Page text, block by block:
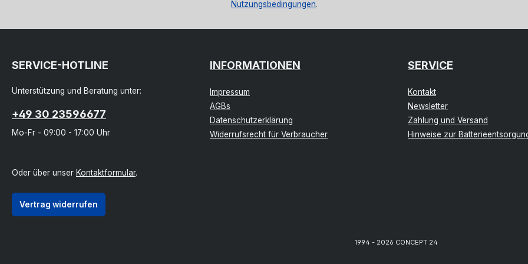
Nutzungsbedingungen.
SERVICE-HOTLINE
Unterstützung und Beratung unter:
+49 30 23596677
Mo-Fr - 09:00 - 17:00 Uhr
Oder über unser Kontaktformular.
Vertrag widerrufen
INFORMATIONEN
Impressum
AGBs
Datenschutzerklärung
Widerrufsrecht für Verbraucher
SERVICE
Kontakt
Newsletter
Zahlung und Versand
Hinweise zur
1994 - 2026 CONCEPT 24